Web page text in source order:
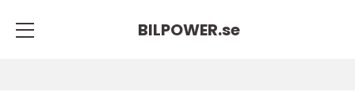
BILPOWER.se